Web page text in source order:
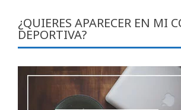
¿QUIERES APARECER EN MI
DEPORTIVA?